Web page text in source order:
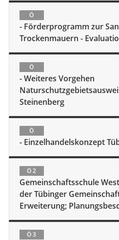
Ö
- Förderprogramm zur
Trockenmauern -
Ö
- Weiteres Vorgehen
Steinenberg
Ö
- Einzelhandelskonzept
Ö 2
Gemeinschaftsschule
der Tübinger
Erweiterung;
Ö 3